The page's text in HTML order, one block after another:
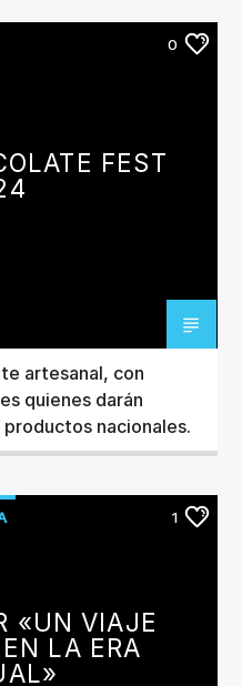
0
FEST
artesanal, con
quienes darán
nacionales.
1
«UN VIAJE
LA ERA